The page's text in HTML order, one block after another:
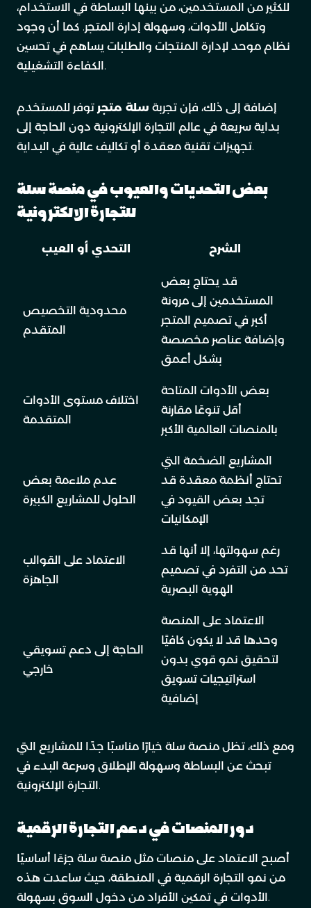
للكثير من المستخدمين، من بينها البساطة في الاستخدام،
وتكامل الأدوات، وسهولة إدارة المتجر. كما أن وجود
نظام موحد لإدارة المنتجات والطلبات يساهم في تحسين
الكفاءة التشغيلية.
إضافة إلى ذلك، فإن تجربة سلة متجر توفر للمستخدم
بداية سريعة في عالم التجارة الإلكترونية دون الحاجة إلى
تجهيزات تقنية معقدة أو تكاليف عالية في البداية.
بعض التحديات والعيوب في منصة سلة
للتجارة الالكترونية
التحدي أو العيب الشرح
محدودية التخصيص
المتقدم
قد يحتاج بعض
المستخدمين إلى مرونة
أكبر في تصميم المتجر
وإضافة عناصر مخصصة
بشكل أعمق
اختلاف مستوى الأدوات
المتقدمة
بعض الأدوات المتاحة
أقل تنوعًا مقارنة
بالمنصات العالمية الأكبر
عدم ملاءمة بعض
الحلول للمشاريع الكبيرة
المشاريع الضخمة التي
تحتاج أنظمة معقدة قد
تجد بعض القيود في
الإمكانيات
الاعتماد على القوالب
الجاهزة
رغم سهولتها، إلا أنها قد
تحد من التفرد في تصميم
الهوية البصرية
الحاجة إلى دعم تسويقي
خارجي
الاعتماد على المنصة
وحدها قد لا يكون كافيًا
لتحقيق نمو قوي بدون
استراتيجيات تسويق
إضافية
ومع ذلك، تظل منصة سلة خيارًا مناسبًا جدًا للمشاريع التي
تبحث عن البساطة وسهولة الإطلاق وسرعة البدء في
التجارة الإلكترونية.
دور المنصات في دعم التجارة الرقمية
أصبح الاعتماد على منصات مثل منصة سلة جزءًا أساسيًا
من نمو التجارة الرقمية في المنطقة، حيث ساعدت هذه
الأدوات في تمكين الأفراد من دخول السوق بسهولة.